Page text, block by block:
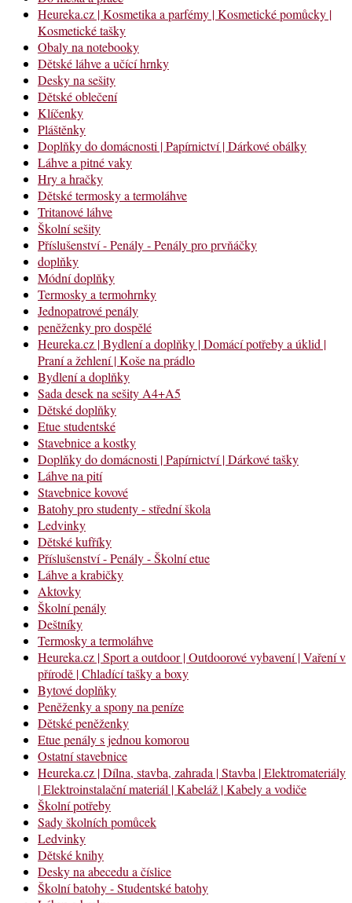
Heureka.cz | Kosmetika a parfémy | Kosmetické pomůcky |
Kosmetické tašky
Obaly na notebooky
Dětské láhve a učící hrnky
Desky na sešity
Dětské oblečení
Klíčenky
Pláštěnky
Doplňky do domácnosti | Papírnictví | Dárkové obálky
Láhve a pitné vaky
Hry a hračky
Dětské termosky a termoláhve
Tritanové láhve
Školní sešity
Příslušenství - Penály - Penály pro prvňáčky
doplňky
Módní doplňky
Termosky a termohrnky
Jednopatrové penály
peněženky pro dospělé
Heureka.cz | Bydlení a doplňky | Domácí potřeby a úklid |
Praní a žehlení | Koše na prádlo
Bydlení a doplňky
Sada desek na sešity A4+A5
Dětské doplňky
Etue studentské
Stavebnice a kostky
Doplňky do domácnosti | Papírnictví | Dárkové tašky
Láhve na pití
Stavebnice kovové
Batohy pro studenty - střední škola
Ledvinky
Dětské kufříky
Příslušenství - Penály - Školní etue
Láhve a krabičky
Aktovky
Školní penály
Deštníky
Termosky a termoláhve
Heureka.cz | Sport a outdoor | Outdoorové vybavení | Vaření v
přírodě | Chladící tašky a boxy
Bytové doplňky
Peněženky a spony na peníze
Dětské peněženky
Etue penály s jednou komorou
Ostatní stavebnice
Heureka.cz | Dílna, stavba, zahrada | Stavba | Elektromateriály
| Elektroinstalační materiál | Kabeláž | Kabely a vodiče
Školní potřeby
Sady školních pomůcek
Ledvinky
Dětské knihy
Desky na abecedu a číslice
Školní batohy - Studentské batohy